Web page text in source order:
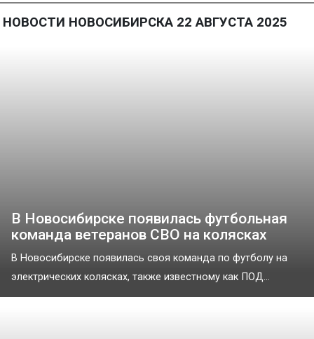
НОВОСТИ НОВОСИБИРСКА 22 АВГУСТА 2025
В Новосибирске появилась футбольная
команда ветеранов СВО на колясках
В Новосибирске появилась своя команда по футболу на
электрических колясках, также известному как ПОД...